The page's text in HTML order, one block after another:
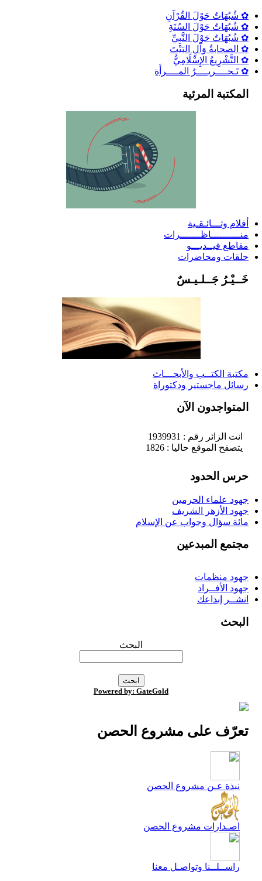
✿ شُبُهَاتٌ حَوْلَ القُرْآنِ
✿ شُبُهَاتٌ حَوْلَ السُنَةِ
✿ شُبُهَاتٌ حَوْلَ النَّبِيِّ
✿ الصحابةُ وَآلِ البَيْتَ
✿ التَّشْرِيعُ الإِسْلَامِيُّ
✿ تَـحــــريــــرُ المــــرأَةِ
المكتبة المرئية
أفلام وثـــائـقـية
منــــــــــاظـــــــرات
مقاطع فيــديـــو
حلقات ومحاضرات
خَــيْـرُ جَــلـيـسٌ
مكتبة الكتــب والأبحـــاث
رسائل ماجستير ودكتوراة
المتواجدون الآن
انت الزائر رقم : 1939931
يتصفح الموقع حاليا : 1826
حرس الحدود
جهود علماء الحرمين
جهود الأزهر الشريف
مائة سؤال وجواب عن الإسلام
مجتمع المبدعين
جهود منظمات
جهود الأفــراد
انشــر إبداعك
البحث
البحث
Powered by: GateGold
تعرّف على مشروع الحصن
نبذة عـن مشروع الحصن
اصـدارات مشروع الحصن
راســلــنا وتواصـل معنا